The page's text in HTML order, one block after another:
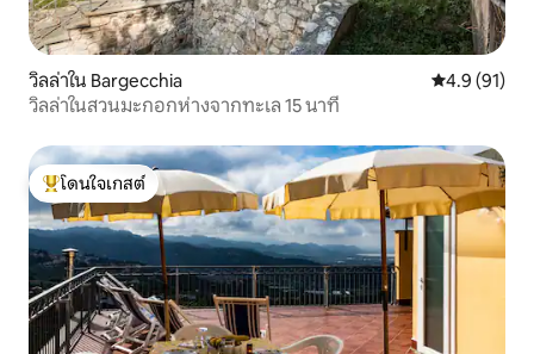
วิลล่าใน Bargecchia คะแนนเฉลี่ย
4.9 (91)
วิลล่าในสวนมะกอกห่างจากทะเล 15 นาที
โดนใจเกสต์ที่สุด
โดนใจเกสต์